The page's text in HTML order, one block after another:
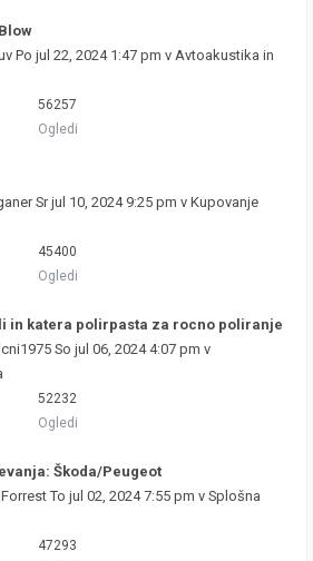
Po jul 22, 2024 1:47 pm v Avtoakustika in
56257
Ogledi
Sr jul 10, 2024 9:25 pm v Kupovanje
45400
Ogledi
in katera polirpasta za rocno poliranje
So jul 06, 2024 4:07 pm v
52232
Ogledi
Škoda/Peugeot
To jul 02, 2024 7:55 pm v Splošna
47293